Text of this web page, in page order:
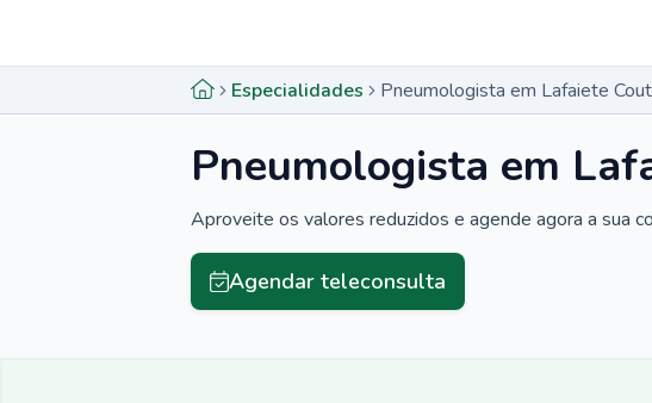
Especialidades Pneumologista em Lafaiete
Pneumologista em
Aproveite os valores reduzidos e agende agora a sua
Agendar teleconsulta